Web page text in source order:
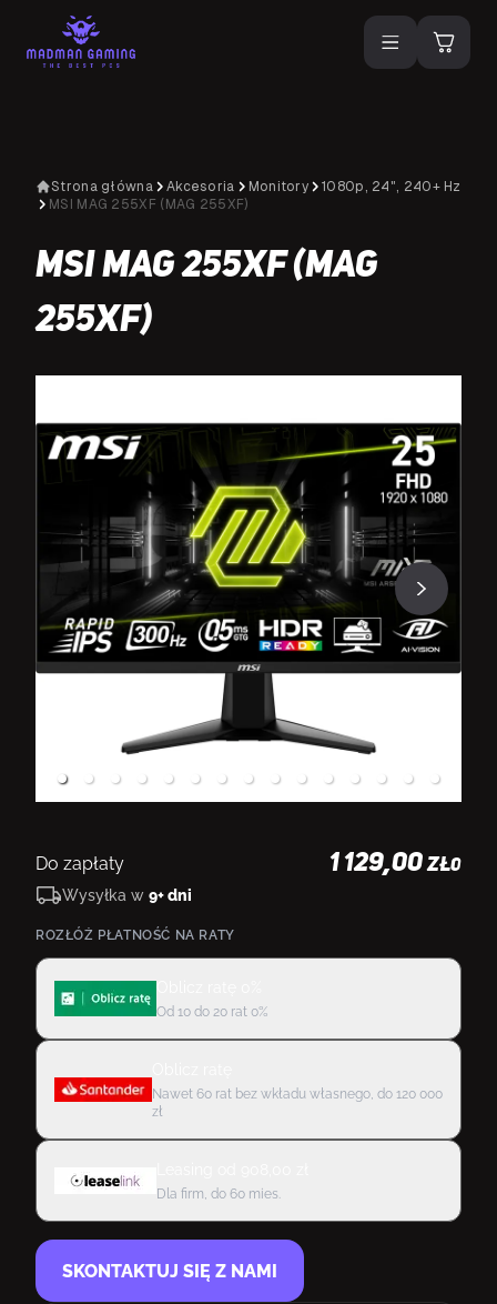
Strona główna Akcesoria Monitory
1080p, 24", 240+ Hz
MSI MAG 255XF (MAG 255XF)
MSI MAG 255XF (MAG
255XF)
Do zapłaty 1 129,00 ZŁ0
Wysyłka w 9+ dni
ROZŁÓŻ PŁATNOŚĆ NA RATY
Od 10 do 20 rat 0%
Nawet 60 rat bez wkładu własnego, do 120 000
zł
Dla firm, do 60 mies.
SKONTAKTUJ SIĘ Z NAMI